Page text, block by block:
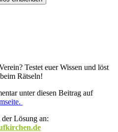
Testet euer Wissen und löst
Rätseln!
unter diesen Beitrag auf
Lösung an: